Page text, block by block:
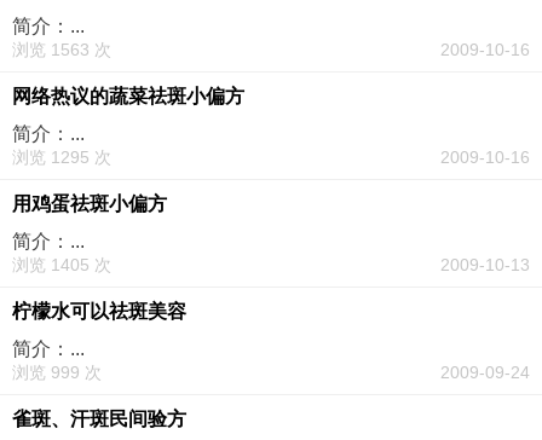
简介：...
浏览 1563 次 2009-10-16
网络热议的蔬菜祛斑小偏方
简介：...
浏览 1295 次 2009-10-16
用鸡蛋祛斑小偏方
简介：...
浏览 1405 次 2009-10-13
柠檬水可以祛斑美容
简介：...
浏览 999 次 2009-09-24
雀斑、汗斑民间验方